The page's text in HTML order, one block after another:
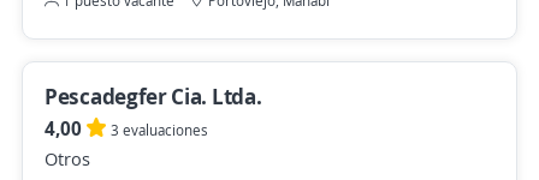
Pescadegfer Cia. Ltda.
4,00 3 evaluaciones
Otros